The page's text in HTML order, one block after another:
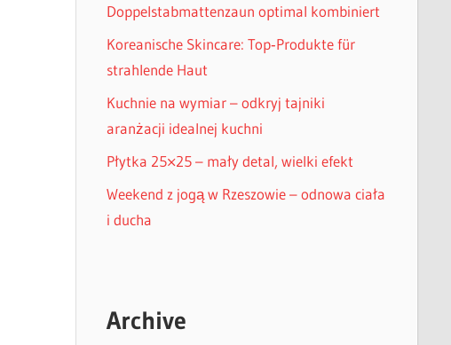
Doppelstabmattenzaun optimal kombiniert
Koreanische Skincare: Top‑Produkte für
strahlende Haut
Kuchnie na wymiar – odkryj tajniki
aranżacji idealnej kuchni
Płytka 25×25 – mały detal, wielki efekt
Weekend z jogą w Rzeszowie – odnowa ciała
i ducha
Archive